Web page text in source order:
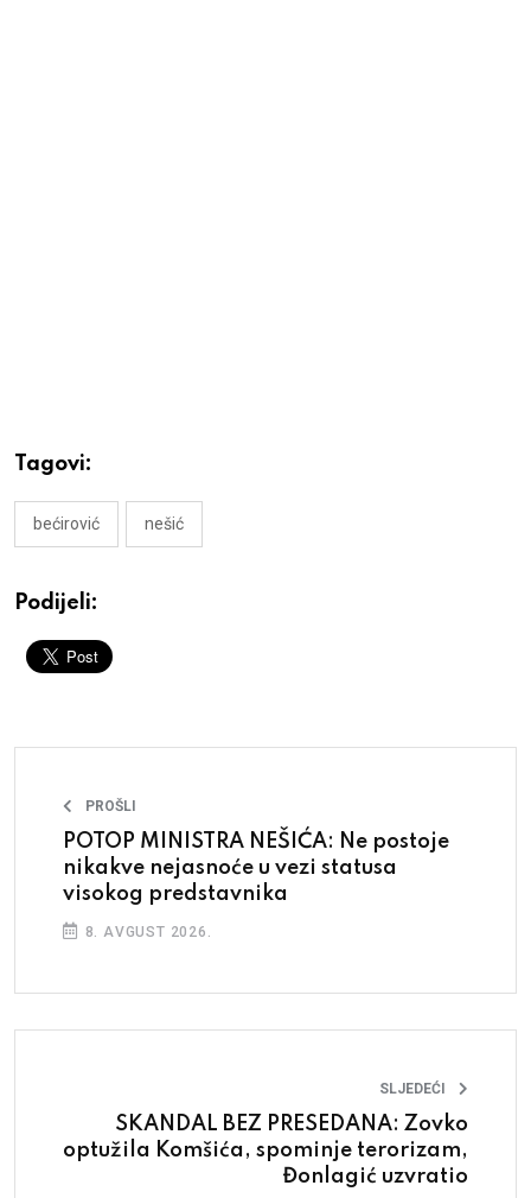
Tagovi:
bećirović nešić
Podijeli:
PROŠLI
POTOP MINISTRA NEŠIĆA: Ne postoje
nikakve nejasnoće u vezi statusa
visokog predstavnika
8. AVGUST 2026.
SLJEDEĆI
SKANDAL BEZ PRESEDANA: Zovko
optužila Komšića, spominje terorizam,
Đonlagić uzvratio